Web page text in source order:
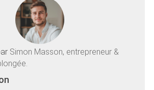
Simon Masson, entrepreneur &